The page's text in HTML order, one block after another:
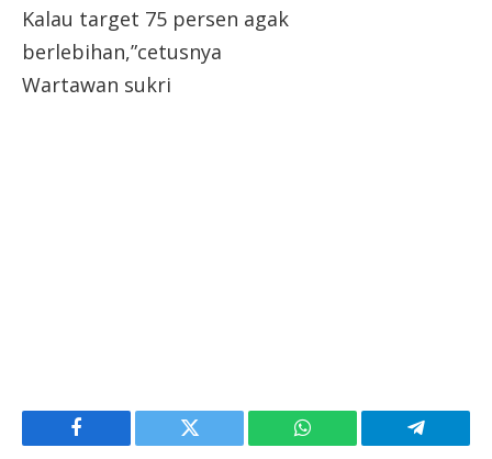
Kalau target 75 persen agak
berlebihan,”cetusnya
Wartawan sukri
Facebook Twitter WhatsApp Telegram